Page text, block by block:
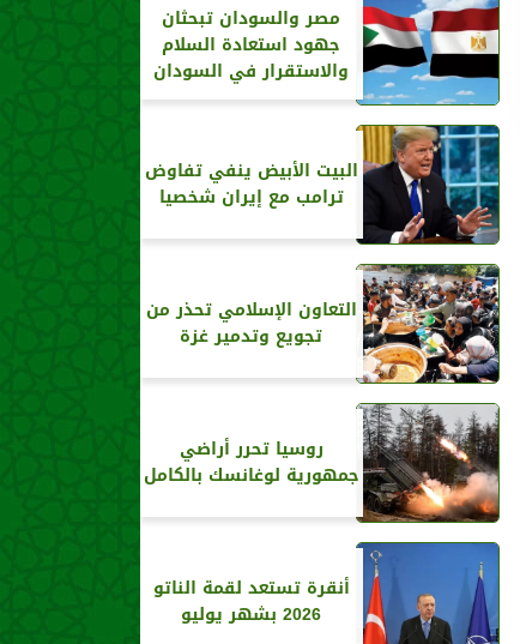
مصر والسودان تبحثان
جهود استعادة السلام
والاستقرار في السودان
البيت الأبيض ينفي تفاوض
ترامب مع إيران شخصيا
التعاون الإسلامي تحذر من
تجويع وتدمير غزة
روسيا تحرر أراضي
جمهورية لوغانسك بالكامل
أنقرة تستعد لقمة الناتو
2026 بشهر يوليو